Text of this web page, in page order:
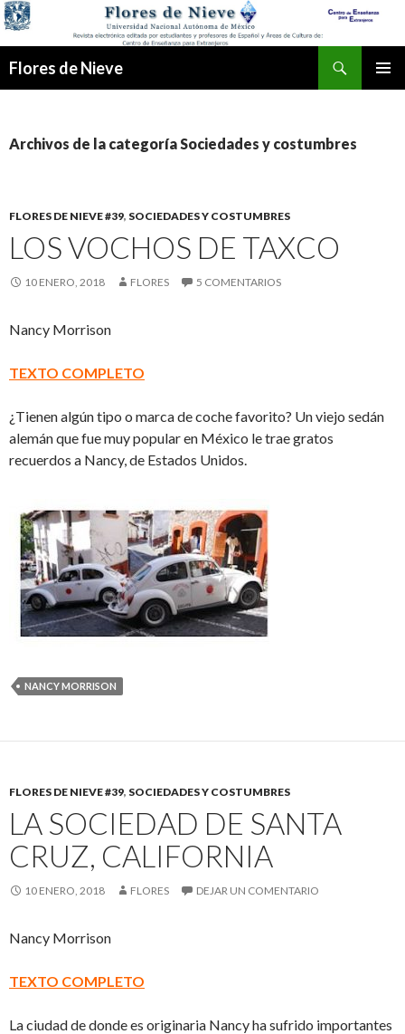
Flores de Nieve
Archivos de la categoría Sociedades y costumbres
FLORES DE NIEVE #39, SOCIEDADES Y COSTUMBRES
LOS VOCHOS DE TAXCO
10 ENERO, 2018 FLORES 5 COMENTARIOS
Nancy Morrison
TEXTO COMPLETO
¿Tienen algún tipo o marca de coche favorito? Un viejo sedán
alemán que fue muy popular en México le trae gratos
recuerdos a Nancy, de Estados Unidos.
NANCY MORRISON
FLORES DE NIEVE #39, SOCIEDADES Y COSTUMBRES
LA SOCIEDAD DE SANTA
CRUZ, CALIFORNIA
10 ENERO, 2018 FLORES DEJAR UN COMENTARIO
Nancy Morrison
TEXTO COMPLETO
La ciudad de donde es originaria Nancy ha sufrido importantes